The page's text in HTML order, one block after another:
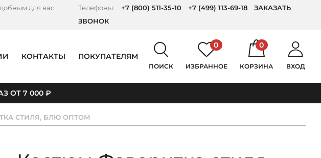
для вас
Телефоны: +7 (800) 511-35-10 +7 (499) 113-69-18
ЗАКАЗАТЬ
ЗВОНОК
КОНТАКТЫ ПОКУПАТЕЛЯМ
ПОИСК
0
ИЗБРАННОЕ
0
КОРЗИНА ВХОД
ОТ 7 000 ₽
СТИЛЯ, БЛЮ ОПТОМ